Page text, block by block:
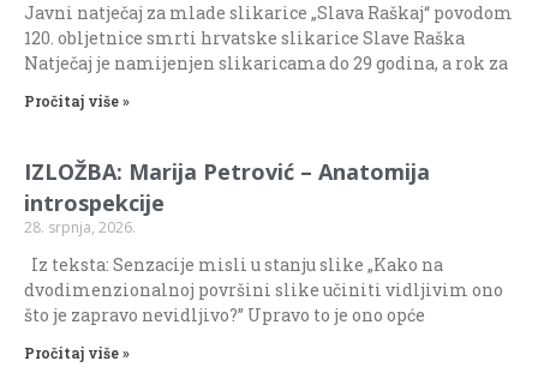
Javni natječaj za mlade slikarice „Slava Raškaj“ povodom
120. obljetnice smrti hrvatske slikarice Slave Raška
Natječaj je namijenjen slikaricama do 29 godina, a rok za
Pročitaj više »
IZLOŽBA: Marija Petrović – Anatomija
introspekcije
28. srpnja, 2026.
Iz teksta: Senzacije misli u stanju slike „Kako na
dvodimenzionalnoj površini slike učiniti vidljivim ono
što je zapravo nevidljivo?” Upravo to je ono opće
Pročitaj više »